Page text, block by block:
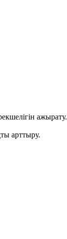
ажырату.
арттыру.